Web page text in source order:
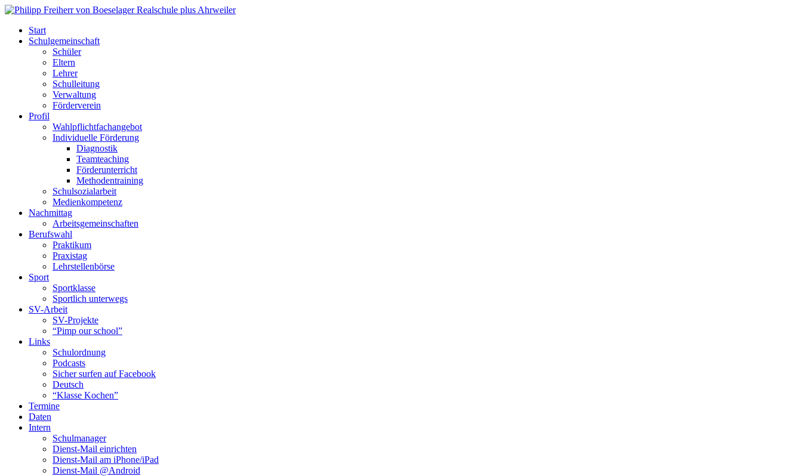
Start
Schulgemeinschaft
Schüler
Eltern
Lehrer
Schulleitung
Verwaltung
Förderverein
Profil
Wahlpflichtfachangebot
Individuelle Förderung
Diagnostik
Teamteaching
Förderunterricht
Methodentraining
Schulsozialarbeit
Medienkompetenz
Nachmittag
Arbeitsgemeinschaften
Berufswahl
Praktikum
Praxistag
Lehrstellenbörse
Sport
Sportklasse
Sportlich unterwegs
SV-Arbeit
SV-Projekte
“Pimp our school”
Links
Schulordnung
Podcasts
Sicher surfen auf Facebook
Deutsch
“Klasse Kochen”
Termine
Daten
Intern
Schulmanager
Dienst-Mail einrichten
Dienst-Mail am iPhone/iPad
Dienst-Mail @Android